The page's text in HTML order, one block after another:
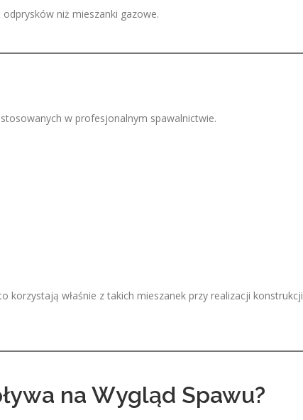
niż mieszanki gazowe.
w profesjonalnym spawalnictwie.
korzystają właśnie z takich mieszanek przy realizacji konstrukcji
na Wygląd Spawu?